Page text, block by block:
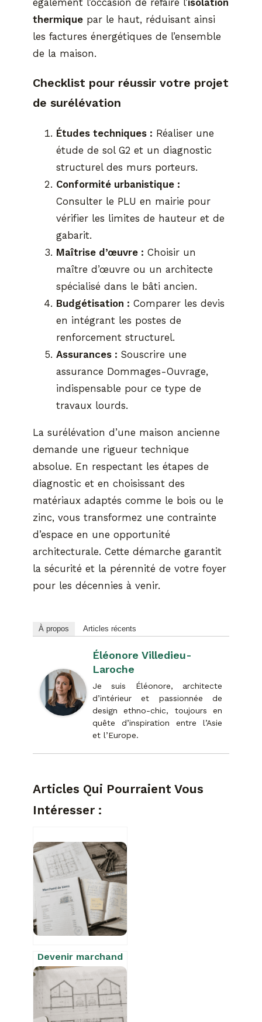
thermique par le haut, réduisant ainsi
les factures énergétiques de l’ensemble
de la maison.
Checklist pour réussir votre projet
de surélévation
Études techniques : Réaliser une
étude de sol G2 et un diagnostic
structurel des murs porteurs.
Conformité urbanistique :
Consulter le PLU en mairie pour
vérifier les limites de hauteur et de
gabarit.
Maîtrise d’œuvre : Choisir un
maître d’œuvre ou un architecte
spécialisé dans le bâti ancien.
Budgétisation : Comparer les devis
en intégrant les postes de
renforcement structurel.
Assurances : Souscrire une
assurance Dommages-Ouvrage,
indispensable pour ce type de
travaux lourds.
La surélévation d’une maison ancienne
demande une rigueur technique
absolue. En respectant les étapes de
diagnostic et en choisissant des
matériaux adaptés comme le bois ou le
zinc, vous transformez une contrainte
d’espace en une opportunité
architecturale. Cette démarche garantit
la sécurité et la pérennité de votre foyer
pour les décennies à venir.
À propos Articles récents
Éléonore Villedieu-
Laroche
Je suis Éléonore, architecte
d’intérieur et passionnée de
design ethno-chic, toujours en
quête d’inspiration entre l’Asie
et l’Europe.
Articles Qui Pourraient Vous
Intéresser :
Devenir marchand
de biens : 4
erreurs fiscales
qui plombent
votre rentabilité